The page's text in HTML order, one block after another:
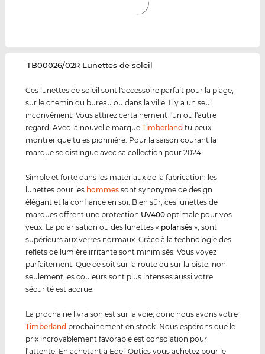
‌TB00026/02R Lunettes de soleil
Ces lunettes de soleil sont l'accessoire parfait pour la plage,
sur le chemin du bureau ou dans la ville. Il y a un seul
inconvénient: Vous attirez certainement l'un ou l'autre
regard. Avec la nouvelle marqueTimberland tu peux
montrer que tu es pionnière. Pour la saison courant la
marque se distingue avec sa collection pour 2024.
Simple et forte dans les matériaux de la fabrication: les
lunettes pour les hommes sont synonyme de design
élégant et la confiance en soi. Bien sûr, ces lunettes de
marques offrent une protection UV400 optimale pour vos
yeux. La polarisation ou des lunettes « polarisés », sont
supérieurs aux verres normaux. Grâce à la technologie des
reflets de lumière irritante sont minimisés. Vous voyez
parfaitement. Que ce soit sur la route ou sur la piste, non
seulement les couleurs sont plus intenses aussi votre
sécurité est accrue.
La prochaine livraison est sur la voie, donc nous avons votre
Timberland prochainement en stock. Nous espérons que le
prix incroyablement favorable est consolation pour
l’attente. En achetant à Edel-Optics vous achetez pour le